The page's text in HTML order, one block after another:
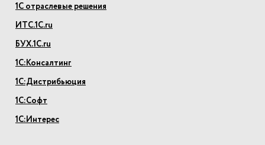
1С отраслевые решения
ИТС.1С.ru
БУХ.1С.ru
1С:Консалтинг
1С:Дистрибьюция
1С:Софт
1С:Интерес